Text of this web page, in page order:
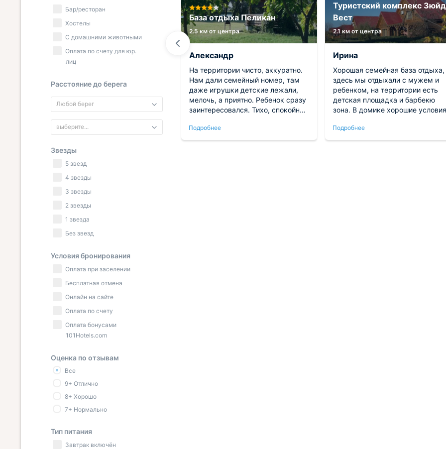
АЗИМУТ Отель Волга
Светлана
все зеленое вокруг, видно что
хорошо следят. Детская площадка
хорошая, дети играли весь день.
Бассейн большой, главное чистый.
В номере есть все необходимое.
Подробнее
База отдыха Пеликан
2.5 км от центра
Александр
На территории чисто, аккуратно.
Нам дали семейный номер, там
даже игрушки детские лежали,
мелочь, а приятно. Ребенок сразу
заинтересовался. Тихо, спокойно,
Подробнее
Туристский комплекс
Вест
2.1 км от центра
Ирина
Хорошая семейная база отдыха,
здесь мы отдыхали с мужем и
ребенком, на территории есть
детская площадка и барбекю
зона. В домике хорошие условия
довольны, решили приезжать
сюда почаще.
Подробнее
Бар/ресторан
Хостелы
С домашними животными
Оплата по счету для юр.
лиц
Расстояние до берега
Любой берег
выберите...
Звезды
5 звезд
4 звезды
3 звезды
2 звезды
1 звезда
Без звезд
Условия бронирования
Оплата при заселении
Бесплатная отмена
Онлайн на сайте
Оплата по счету
Оплата бонусами
101Hotels.com
Оценка по отзывам
Все
9+ Отлично
8+ Хорошо
7+ Нормально
Тип питания
Завтрак включён